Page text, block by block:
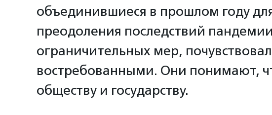
объединившиеся в прошлом году
преодоления последствий
ограничительных мер,
востребованными. Они понимают,
обществу и государству.